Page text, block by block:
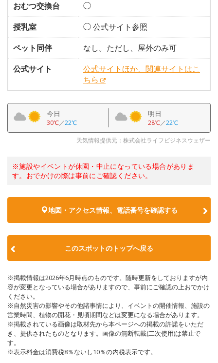
おむつ交換台
◯
授乳室
◯ 公式サイト参照
ペット同伴
なし。ただし、屋外のみ可
公式サイト
公式サイトほか、関連サイトはこ
ちら
今日
30℃／22℃
明日
28℃／22℃
天気情報提供元：株式会社ライフビジネスウェザー
※施設やイベントが休園・中止になっている場合がありま
す。おでかけの際は事前にご確認ください。
地図・アクセス情報、電話番号を確認する
このスポットのトップへ戻る
※掲載情報は2026年6月時点のものです。随時更新をしておりますが内
容が変更となっている場合がありますので、事前にご確認の上おでかけ
ください。
※自然災害の影響やその他諸事情により、イベントの開催情報、施設の
営業時間、植物の開花・見頃期間などは変更になる場合があります。
※掲載されている画像は取材先から本ページへの掲載の許諾をいただ
き、提供されたものとなります。画像の無断転載(二次使用)は禁止で
す。
※表示料金は消費税8％ないし10％の内税表示です。